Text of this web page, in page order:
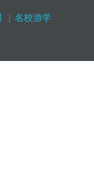
| 名校游学